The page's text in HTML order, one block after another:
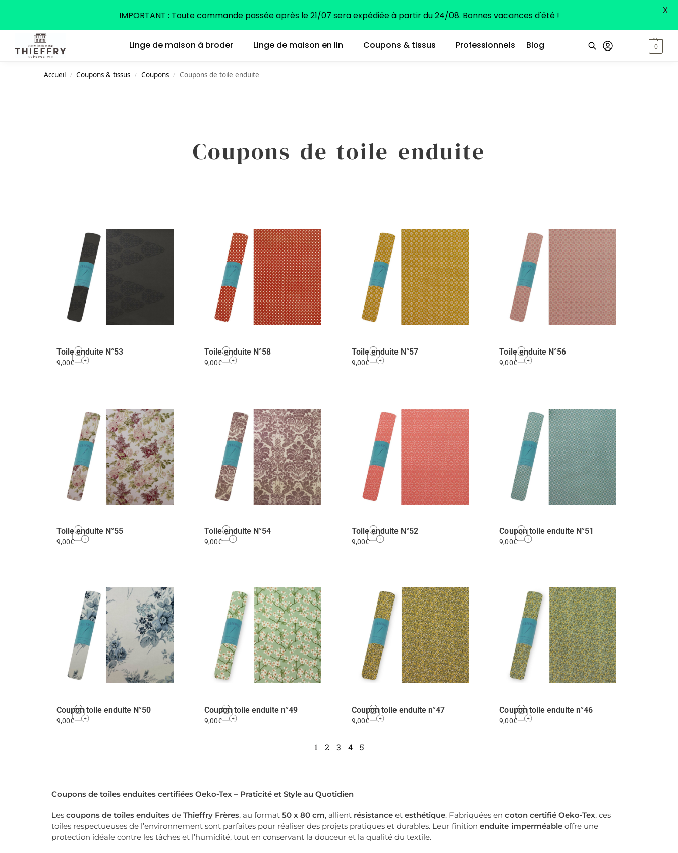
Linge de maison à broder Linge de maison en lin Coupons & tissus Professionnels Blog 0
Accueil / Coupons & tissus / Coupons / Coupons de toile enduite
Coupons de toile enduite
Toile enduite N°53
9,00€
Toile enduite N°58
9,00€
Toile enduite N°57
9,00€
Toile enduite N°56
9,00€
Toile enduite N°55
9,00€
Toile enduite N°54
9,00€
Toile enduite N°52
9,00€
Coupon toile enduite N°51
9,00€
Coupon toile enduite N°50
9,00€
Coupon toile enduite n°49
9,00€
Coupon toile enduite n°47
9,00€
Coupon toile enduite n°46
9,00€
1 2 3 4 5
Coupons de toiles enduites certifiées Oeko-Tex – Praticité et Style au Quotidien
Les coupons de toiles enduites de Thieffry Frères, au format 50 x 80 cm, allient résistance et esthétique. Fabriquées en coton certifié Oeko-Tex, ces
toiles respectueuses de l’environnement sont parfaites pour réaliser des projets pratiques et durables. Leur finition enduite imperméable offre une
protection idéale contre les tâches et l’humidité, tout en conservant la douceur et la qualité du textile.
IMPORTANT : Toute commande passée après le 21/07 sera expédiée à partir du 24/08. Bonnes vacances d'été ! X